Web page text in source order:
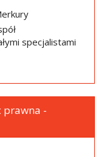
specjalistami
prawna -